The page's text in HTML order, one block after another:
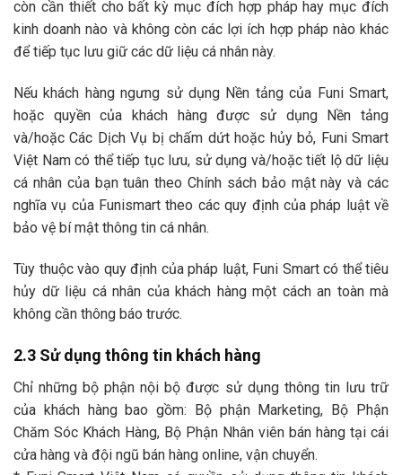
còn cần thiết cho bất kỳ mục đích hợp pháp hay mục đích
kinh doanh nào và không còn các lợi ích hợp pháp nào khác
để tiếp tục lưu giữ các dữ liệu cá nhân này.
Nếu khách hàng ngưng sử dụng Nền tảng của Funi Smart,
hoặc quyền của khách hàng được sử dụng Nền tảng
và/hoặc Các Dịch Vụ bị chấm dứt hoặc hủy bỏ, Funi Smart
Việt Nam có thể tiếp tục lưu, sử dụng và/hoặc tiết lộ dữ liệu
cá nhân của bạn tuân theo Chính sách bảo mật này và các
nghĩa vụ của Funismart theo các quy định của pháp luật về
bảo vệ bí mật thông tin cá nhân.
Tùy thuộc vào quy định của pháp luật, Funi Smart có thể tiêu
hủy dữ liệu cá nhân của khách hàng một cách an toàn mà
không cần thông báo trước.
2.3 Sử dụng thông tin khách hàng
Chỉ những bộ phận nội bộ được sử dụng thông tin lưu trữ
của khách hàng bao gồm: Bộ phận Marketing, Bộ Phận
Chăm Sóc Khách Hàng, Bộ Phận Nhân viên bán hàng tại cái
cửa hàng và đội ngũ bán hàng online, vận chuyển.